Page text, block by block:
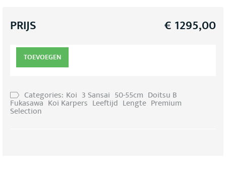
PRIJS € 1295,00
TOEVOEGEN
Categories: Koi 3 Sansai 50-55cm Doitsu B
Fukasawa Koi Karpers Leeftijd Lengte Premium
Selection